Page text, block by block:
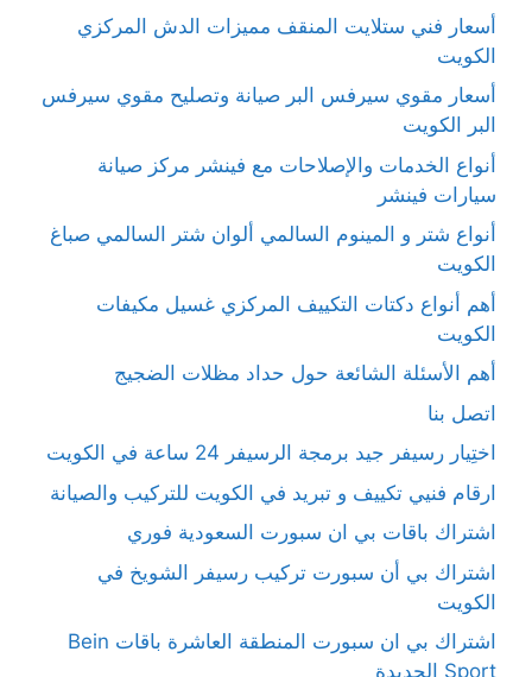
أسعار فني ستلايت المنقف مميزات الدش المركزي
الكويت
أسعار مقوي سيرفس البر صيانة وتصليح مقوي سيرفس
البر الكويت
أنواع الخدمات والإصلاحات مع فينشر مركز صيانة
سيارات فينشر
أنواع شتر و المينوم السالمي ألوان شتر السالمي صباغ
الكويت
أهم أنواع دكتات التكييف المركزي غسيل مكيفات
الكويت
أهم الأسئلة الشائعة حول حداد مظلات الضجيج
اتصل بنا
اختِيار رسيفر جيد برمجة الرسيفر 24 ساعة في الكويت
ارقام فنيي تكييف و تبريد في الكويت للتركيب والصيانة
اشتراك باقات بي ان سبورت السعودية فوري
اشتراك بي أن سبورت تركيب رسيفر الشويخ في
الكويت
اشتراك بي ان سبورت المنطقة العاشرة باقات Bein
Sport الجديدة